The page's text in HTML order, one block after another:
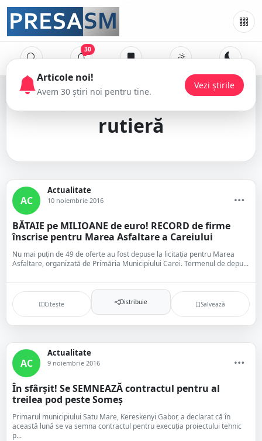
30
infrastructură
rutieră
AC
Actualitate
10 noiembrie 2016
BĂTAIE pe MILIOANE de euro! RECORD de firme
înscrise pentru Marea Asfaltare a Careiului
Nu mai puțin de 49 de oferte au fost depuse la licitația pentru Marea
Asfaltare, organizată de Primăria Municipiului Carei. Termenul de depu...
Citește Distribuie Salvează
AC
Actualitate
9 noiembrie 2016
În sfârșit! Se SEMNEAZĂ contractul pentru al
treilea pod peste Someș
Primarul municipiului Satu Mare, Kereskenyi Gabor, a declarat că în
această lună se va semna contractul pentru execuția proiectului tehnic
p...